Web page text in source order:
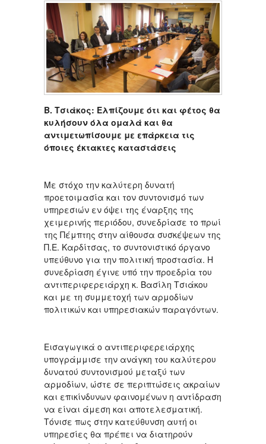
Β. Τσιάκος: Ελπίζουμε ότι και φέτος θα
κυλήσουν όλα ομαλά και θα
αντιμετωπίσουμε με επάρκεια τις
όποιες έκτακτες καταστάσεις
Με στόχο την καλύτερη δυνατή
προετοιμασία και τον συντονισμό των
υπηρεσιών εν όψει της έναρξης της
χειμερινής περιόδου, συνεδρίασε το πρωί
της Πέμπτης στην αίθουσα συσκέψεων της
Π.Ε. Καρδίτσας, το συντονιστικό όργανο
υπεύθυνο για την πολιτική προστασία. Η
συνεδρίαση έγινε υπό την προεδρία του
αντιπεριφερειάρχη κ. Βασίλη Τσιάκου
και με τη συμμετοχή των αρμοδίων
πολιτικών και υπηρεσιακών παραγόντων.
Εισαγωγικά ο αντιπεριφερειάρχης
υπογράμμισε την ανάγκη του καλύτερου
δυνατού συντονισμού μεταξύ των
αρμοδίων, ώστε σε περιπτώσεις ακραίων
και επικίνδυνων φαινομένων η αντίδραση
να είναι άμεση και αποτελεσματική.
Τόνισε πως στην κατεύθυνση αυτή οι
υπηρεσίες θα πρέπει να διατηρούν